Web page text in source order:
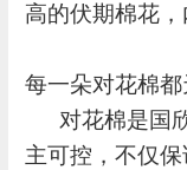
高的伏期棉花，
每一朵对花棉
对花棉是国
主可控，不仅